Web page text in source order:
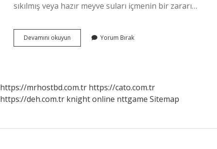
sıkılmış veya hazır meyve suları içmenin bir zararı…
Devamını okuyun Kansere
Hangi
Yorum Bırak
https://mrhostbd.com.tr https://cato.com.tr
https://deh.com.tr knight online nttgame Sitemap